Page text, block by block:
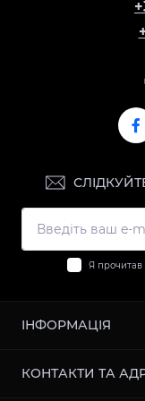
Я прочитав
ІНФОРМАЦІЯ
Доставка та оплата
КОНТАКТИ ТА